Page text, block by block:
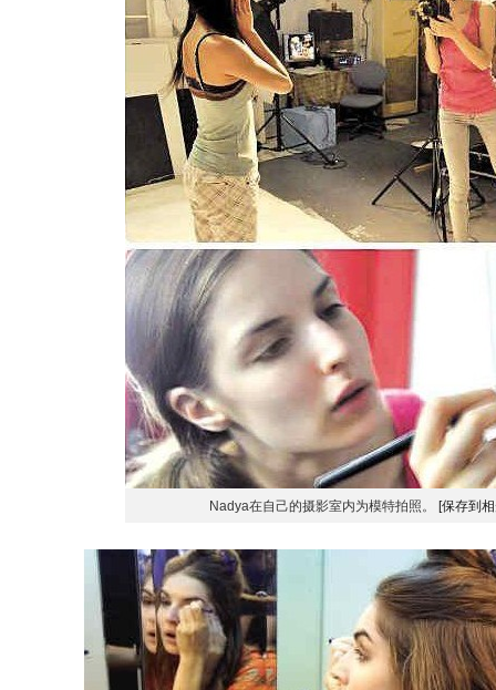
Nadya在自己的摄影室内为模特拍照。 [保存到